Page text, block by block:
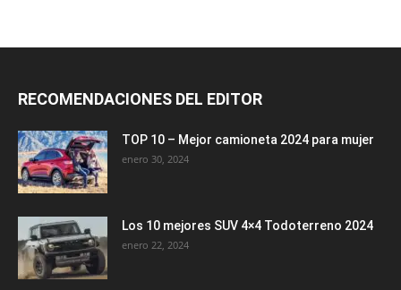
RECOMENDACIONES DEL EDITOR
TOP 10 – Mejor camioneta 2024 para mujer
enero 30, 2024
Los 10 mejores SUV 4×4 Todoterreno 2024
enero 22, 2024